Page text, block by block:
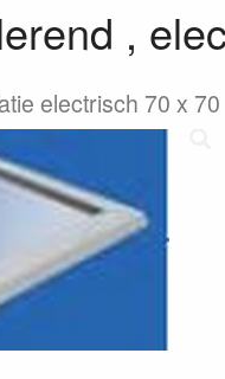
,
electrisch 70 x 70